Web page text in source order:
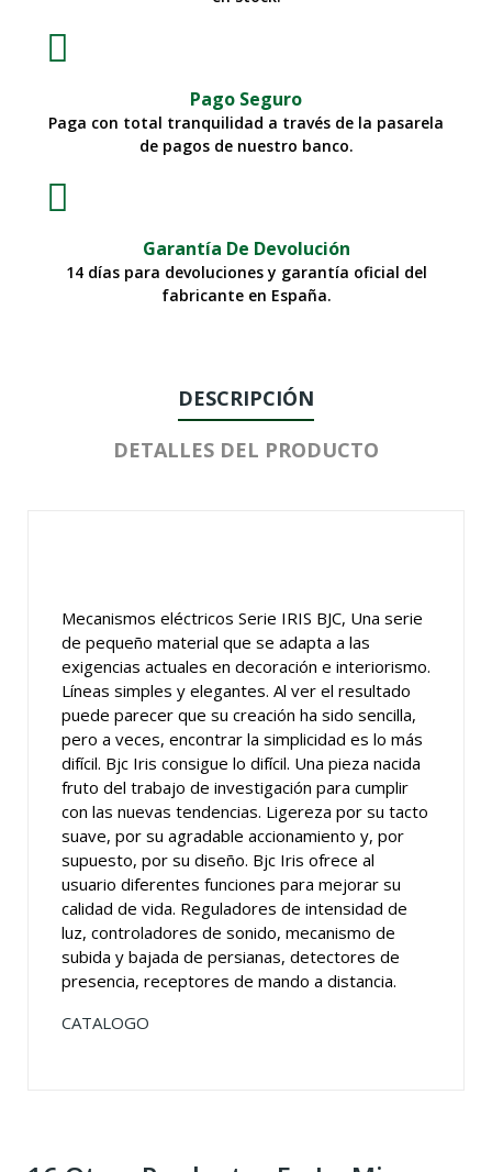
Pago Seguro
Paga con total tranquilidad a través de la pasarela
de pagos de nuestro banco.
Garantía De Devolución
14 días para devoluciones y garantía oficial del
fabricante en España.
DESCRIPCIÓN
DETALLES DEL PRODUCTO
Mecanismos eléctricos Serie IRIS BJC, Una serie
de pequeño material que se adapta a las
exigencias actuales en decoración e interiorismo.
Líneas simples y elegantes. Al ver el resultado
puede parecer que su creación ha sido sencilla,
pero a veces, encontrar la simplicidad es lo más
difícil. Bjc Iris consigue lo difícil. Una pieza nacida
fruto del trabajo de investigación para cumplir
con las nuevas tendencias. Ligereza por su tacto
suave, por su agradable accionamiento y, por
supuesto, por su diseño. Bjc Iris ofrece al
usuario diferentes funciones para mejorar su
calidad de vida. Reguladores de intensidad de
luz, controladores de sonido, mecanismo de
subida y bajada de persianas, detectores de
presencia, receptores de mando a distancia.
CATALOGO